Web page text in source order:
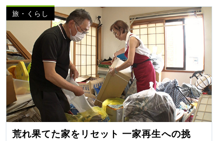
旅・くらし
荒れ果てた家をリセット 一家再生への挑